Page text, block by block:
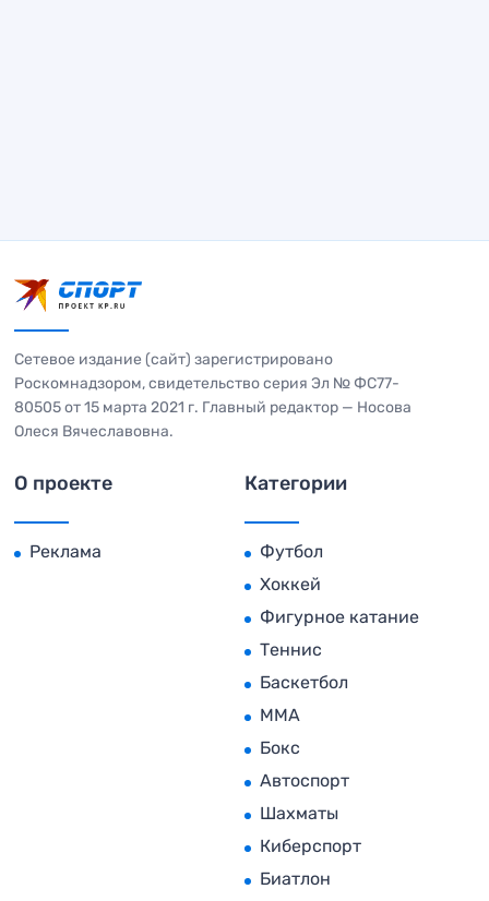
Сетевое издание (сайт) зарегистрировано
Роскомнадзором, свидетельство серия Эл № ФС77-
80505 от 15 марта 2021 г. Главный редактор — Носова
Олеся Вячеславовна.
О проекте
Реклама
Категории
Футбол
Хоккей
Фигурное катание
Теннис
Баскетбол
MMA
Бокс
Автоспорт
Шахматы
Киберспорт
Биатлон